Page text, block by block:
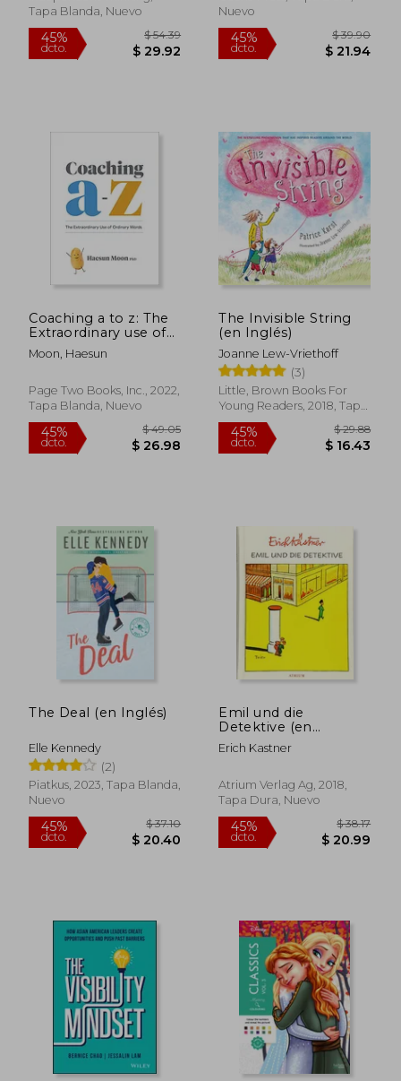
$ 20.90 45%
dcto. $
Tapa Blanda, Nuevo
45%
Nuevo
45%
dcto.
Coaching a to z: The
Extraordinary use of
Ordinary Words (en
Inglés)
Moon, Haesun
Page Two Books, Inc., 2022,
Tapa Blanda, Nuevo
45%
dcto.
The Invisible String
(en Inglés)
Joanne Lew-Vriethoff
(3)
Little, Brown Books For
Young Readers, 2018, Tapa
Blanda, Nuevo
45%
dcto.
The Deal (en Inglés)
Elle Kennedy
(2)
Piatkus, 2023, Tapa Blanda,
Nuevo
Emil und die
Detektive (en
Alemán)
Erich Kastner
Atrium Verlag Ag, 2018,
Tapa Dura, Nuevo